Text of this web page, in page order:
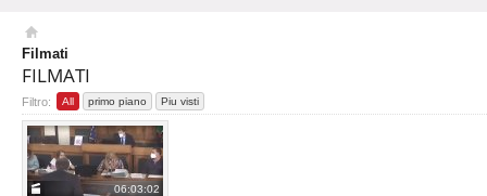
Filmati
FILMATI
Filtro: All primo piano Piu visti
06:03:02